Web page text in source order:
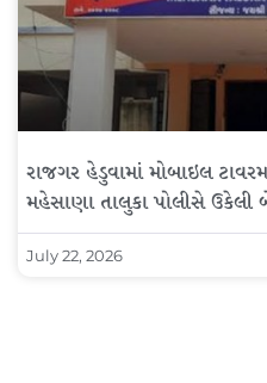
રાજગર હેડુવામાં મોબાઇલ
મહેસાણા તાલુકા પોલીસે
July 22, 2026